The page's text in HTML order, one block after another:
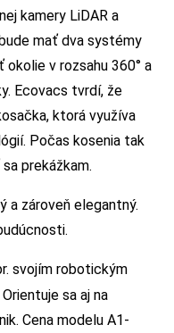
kamery LiDAR a
mať dva systémy
okolie v rozsahu 360° a
Ecovacs tvrdí, že
ktorá využíva
Počas kosenia tak
prekážkam.
a zároveň elegantný.
svojím robotickým
Orientuje sa aj na
Cena modelu A1-